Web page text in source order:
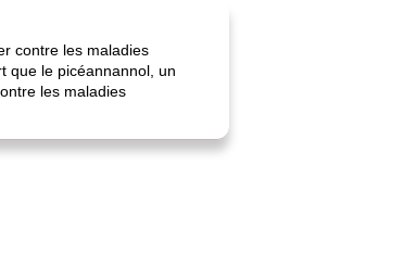
contre les maladies
que le picéannannol, un
les maladies